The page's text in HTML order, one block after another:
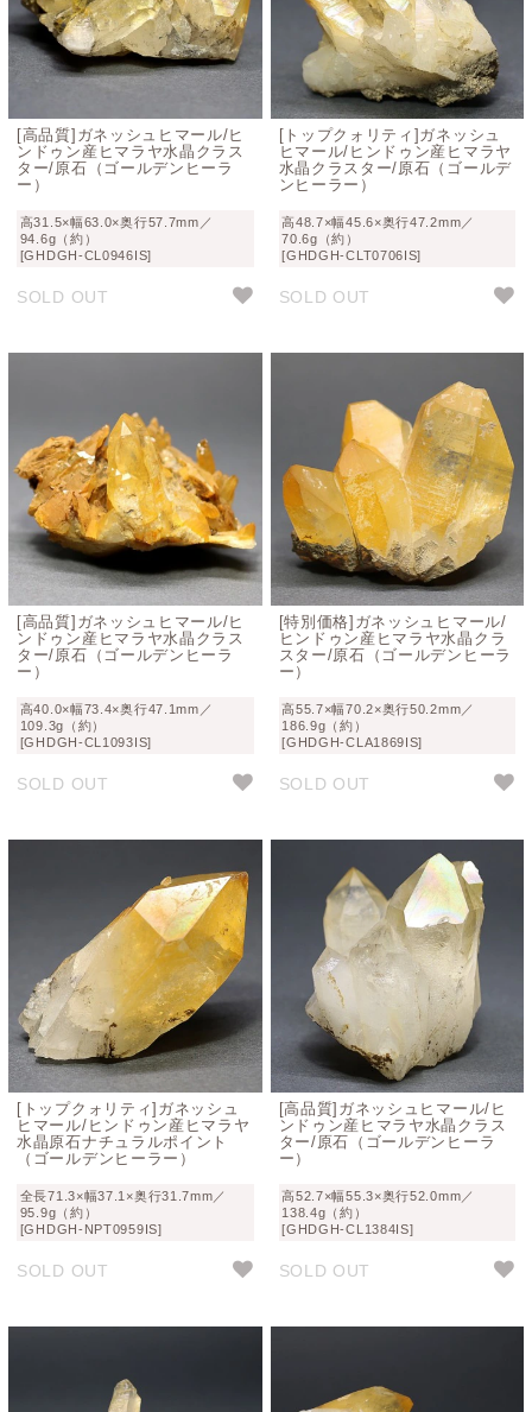
[高品質]ガネッシュヒマール/ヒ
ンドゥン産ヒマラヤ水晶クラス
ター/原石（ゴールデンヒーラ
ー）
高31.5×幅63.0×奥行57.7mm／
94.6g（約）
[GHDGH-CL0946IS]
SOLD OUT
[トップクォリティ]ガネッシュ
ヒマール/ヒンドゥン産ヒマラヤ
水晶クラスター/原石（ゴールデ
ンヒーラー）
高48.7×幅45.6×奥行47.2mm／
70.6g（約）
[GHDGH-CLT0706IS]
SOLD OUT
[高品質]ガネッシュヒマール/ヒ
ンドゥン産ヒマラヤ水晶クラス
ター/原石（ゴールデンヒーラ
ー）
高40.0×幅73.4×奥行47.1mm／
109.3g（約）
[GHDGH-CL1093IS]
SOLD OUT
[特別価格]ガネッシュヒマール/
ヒンドゥン産ヒマラヤ水晶クラ
スター/原石（ゴールデンヒーラ
ー）
高55.7×幅70.2×奥行50.2mm／
186.9g（約）
[GHDGH-CLA1869IS]
SOLD OUT
[トップクォリティ]ガネッシュ
ヒマール/ヒンドゥン産ヒマラヤ
水晶原石ナチュラルポイント
（ゴールデンヒーラー）
全長71.3×幅37.1×奥行31.7mm／
95.9g（約）
[GHDGH-NPT0959IS]
SOLD OUT
[高品質]ガネッシュヒマール/ヒ
ンドゥン産ヒマラヤ水晶クラス
ター/原石（ゴールデンヒーラ
ー）
高52.7×幅55.3×奥行52.0mm／
138.4g（約）
[GHDGH-CL1384IS]
SOLD OUT